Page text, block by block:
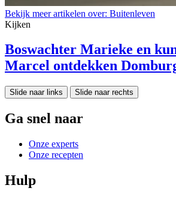
Bekijk meer artikelen over: Buitenleven
Kijken
Boswachter Marieke en
Marcel ontdekken
Slide naar links Slide naar rechts
Ga snel naar
Onze experts
Onze recepten
Hulp